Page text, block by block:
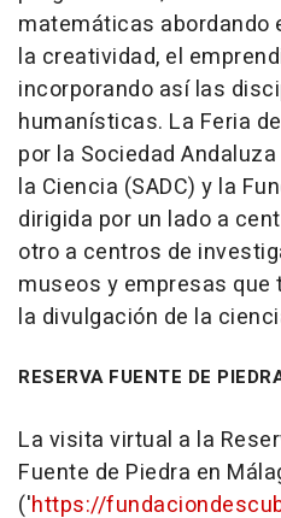
matemáticas abordando
la creatividad, el
incorporando así las
humanísticas. La Feria
por la Sociedad
la Ciencia (SADC) y la
dirigida por un lado a
otro a centros de
museos y empresas
la divulgación de la
RESERVA FUENTE DE
La visita virtual a la
Fuente de Piedra en
('https://